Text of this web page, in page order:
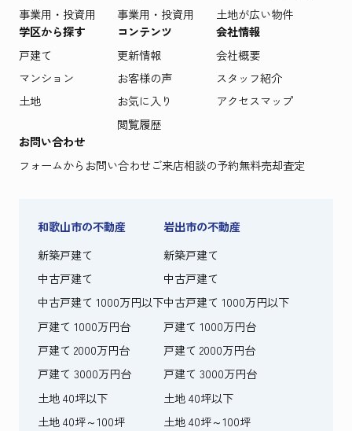
事業用・投資用
事業用・投資用
土地が広い物件
学区から探す
戸建て
マンション
土地
コンテンツ
更新情報
お客様の声
お気に入り
閲覧履歴
会社情報
会社概要
スタッフ紹介
アクセスマップ
お問い合わせ
フォームからお問い合わせご来店相談の予約無料売却査定
和歌山市の不動産
新築戸建て
中古戸建て
中古戸建て 1000万円以下
戸建て 1000万円台
戸建て 2000万円台
戸建て 3000万円台
土地 40坪以下
土地 40坪～100坪
岩出市の不動産
新築戸建て
中古戸建て
中古戸建て 1000万円以下
戸建て 1000万円台
戸建て 2000万円台
戸建て 3000万円台
土地 40坪以下
土地 40坪～100坪